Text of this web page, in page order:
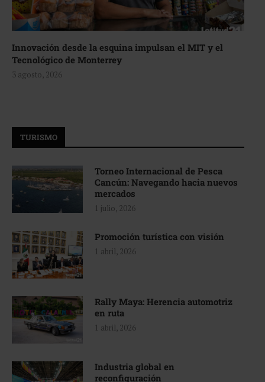
Innovación desde la esquina impulsan el MIT y el
Tecnológico de Monterrey
3 agosto, 2026
TURISMO
Torneo Internacional de Pesca
Cancún: Navegando hacia nuevos
mercados
1 julio, 2026
Promoción turística con visión
1 abril, 2026
Rally Maya: Herencia automotriz
en ruta
1 abril, 2026
Industria global en
reconfiguración